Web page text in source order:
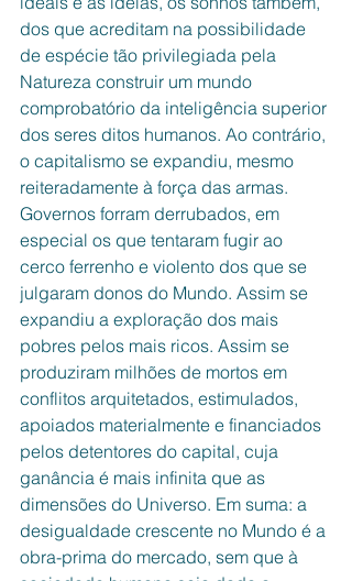
dos que acreditam na possibilidade
de espécie tão privilegiada pela
Natureza construir um mundo
comprobatório da inteligência superior
dos seres ditos humanos. Ao contrário,
o capitalismo se expandiu, mesmo
reiteradamente à força das armas.
Governos forram derrubados, em
especial os que tentaram fugir ao
cerco ferrenho e violento dos que se
julgaram donos do Mundo. Assim se
expandiu a exploração dos mais
pobres pelos mais ricos. Assim se
produziram milhões de mortos em
conflitos arquitetados, estimulados,
apoiados materialmente e financiados
pelos detentores do capital, cuja
ganância é mais infinita que as
dimensões do Universo. Em suma: a
desigualdade crescente no Mundo é a
obra-prima do mercado, sem que à